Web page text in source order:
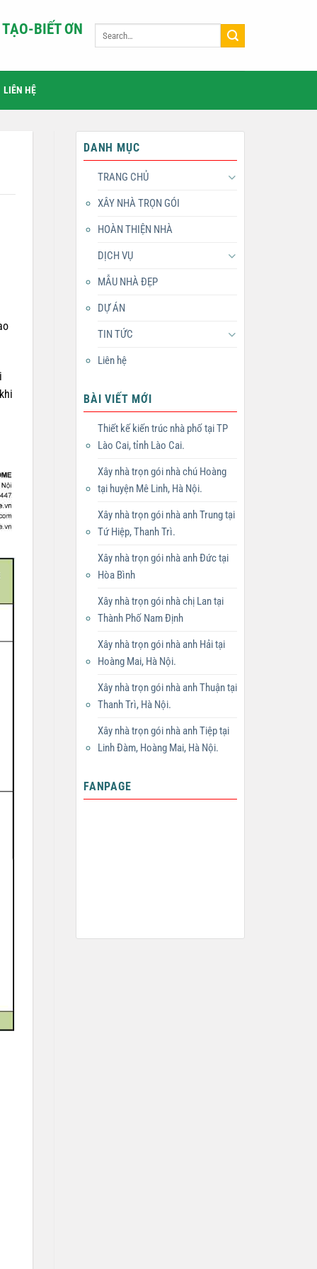
BIẾT ƠN
LIÊN HỆ
DANH MỤC
TRANG CHỦ
XÂY NHÀ TRỌN GÓI
HOÀN THIỆN NHÀ
DỊCH VỤ
MẪU NHÀ ĐẸP
DỰ ÁN
TIN TỨC
Liên hệ
BÀI VIẾT MỚI
Thiết kế kiến trúc nhà phố tại TP
Lào Cai, tỉnh Lào Cai.
Xây nhà trọn gói nhà chú Hoàng
tại huyện Mê Linh, Hà Nội.
Xây nhà trọn gói nhà anh Trung tại
Tứ Hiệp, Thanh Trì.
Xây nhà trọn gói nhà anh Đức tại
Hòa Bình
Xây nhà trọn gói nhà chị Lan tại
Thành Phố Nam Định
Xây nhà trọn gói nhà anh Hải tại
Hoàng Mai, Hà Nội.
Xây nhà trọn gói nhà anh Thuận tại
Thanh Trì, Hà Nội.
Xây nhà trọn gói nhà anh Tiệp tại
Linh Đàm, Hoàng Mai, Hà Nội.
FANPAGE